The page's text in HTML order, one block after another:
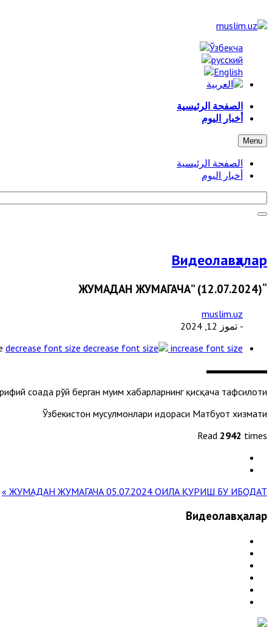
الصفحة الرئيسية
أخبار اليوم
Menu
الصفحة الرئيسية
أخبار اليوم
Видеолавҳалар
“ЖУМАДАН ЖУМАГАЧА” (12.07.2024)
muslim.uz
- تموز 12, 2024
decrease font size increase font size
соҳада рўй берган муҳим хабарларнинг қисқача тафсилоти
Ўзбекистон мусулмонлари идораси Матбуот хизмати
Read 2942 times
« ЖУМАДАН ЖУМАГАЧА 05.07.2024 ОИЛА ҚУРИШ БУ ИБОДАТ! »
Видеолавҳалар